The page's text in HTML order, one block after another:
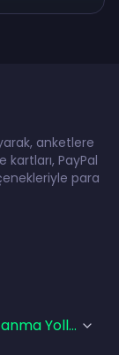
anketlere
PayPal
para
Yolları